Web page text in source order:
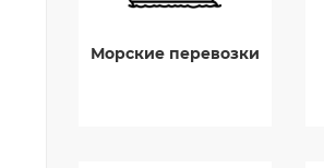
Морские перевозки